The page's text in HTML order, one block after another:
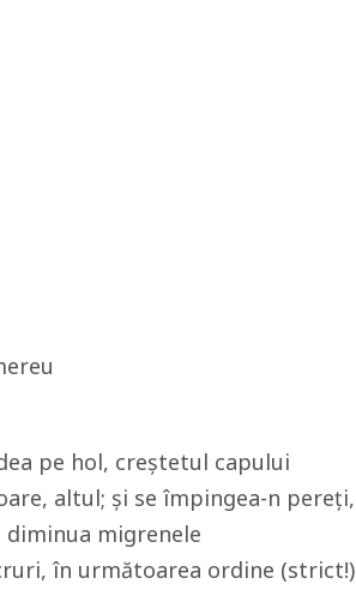
pe hol, creștetul capului
altul; și se împingea-n pereți,
migrenele
în următoarea ordine (strict!)